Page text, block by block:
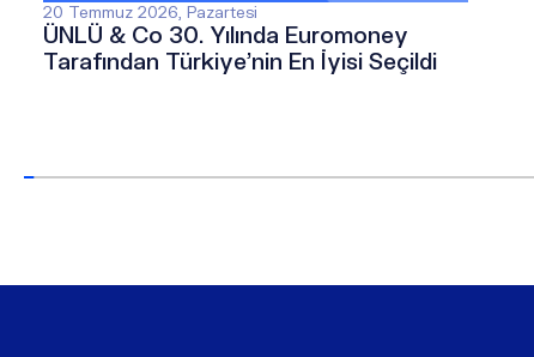
20 Temmuz 2026, Pazartesi
ÜNLÜ & Co 30. Yılında Euromoney
Tarafından Türkiye’nin En İyisi Seçildi